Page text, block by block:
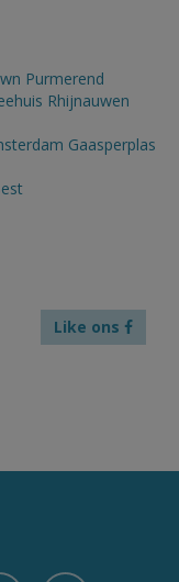
Purmerend
Rhijnauwen
Gaasperplas
Like ons